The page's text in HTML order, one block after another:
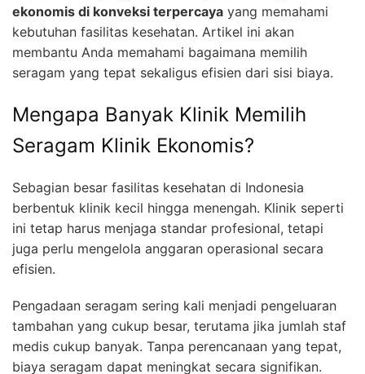
ekonomis di konveksi terpercaya yang memahami
kebutuhan fasilitas kesehatan. Artikel ini akan
membantu Anda memahami bagaimana memilih
seragam yang tepat sekaligus efisien dari sisi biaya.
Mengapa Banyak Klinik Memilih
Seragam Klinik Ekonomis?
Sebagian besar fasilitas kesehatan di Indonesia
berbentuk klinik kecil hingga menengah. Klinik seperti
ini tetap harus menjaga standar profesional, tetapi
juga perlu mengelola anggaran operasional secara
efisien.
Pengadaan seragam sering kali menjadi pengeluaran
tambahan yang cukup besar, terutama jika jumlah staf
medis cukup banyak. Tanpa perencanaan yang tepat,
biaya seragam dapat meningkat secara signifikan.